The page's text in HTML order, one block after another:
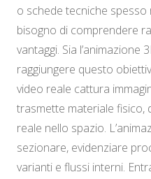
o schede tecniche
bisogno di comprendere
vantaggi. Sia l’animazione
raggiungere questo
video reale cattura
trasmette materiale fisico,
reale nello spazio.
sezionare, evidenziare
varianti e flussi interni.